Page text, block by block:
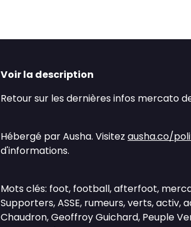
Voir la description
Retour sur les dernières infos mercato de
Hébergé par Ausha. Visitez ausha.co/
d'informations.
Mots clés: foot, football, afterfoot,
Supporters, ASSE, rumeurs, verts, activ,
Chaudron, Geoffroy Guichard, Peuple